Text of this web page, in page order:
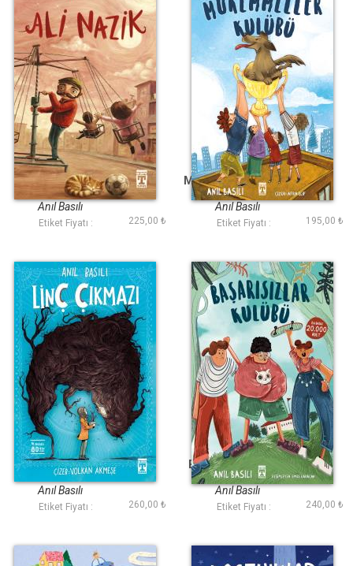
Ali Nazik
Anıl Basılı
Etiket Fiyatı : 225,00 ₺
Mükemmeller Kulübü
Anıl Basılı
Etiket Fiyatı : 195,00 ₺
Linç Çıkmazı
Anıl Basılı
Etiket Fiyatı : 260,00 ₺
Başarısızlar Kulübü
Anıl Basılı
Etiket Fiyatı : 240,00 ₺